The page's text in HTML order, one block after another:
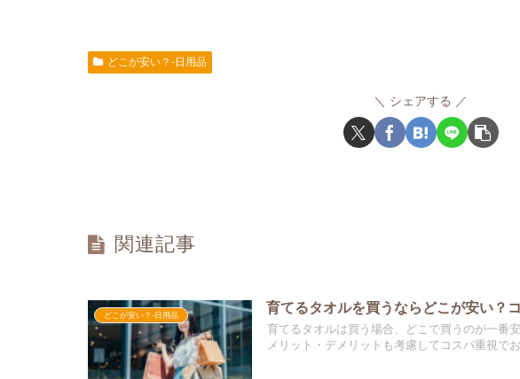
どこが安い？-日用品
シェアする
関連記事
どこが安い？-日用品 育てるタオルを買うならどこが安い？
育てるタオルは買う場合、どこで買うのが一番
メリット・デメリットも考慮してコスパ重視で